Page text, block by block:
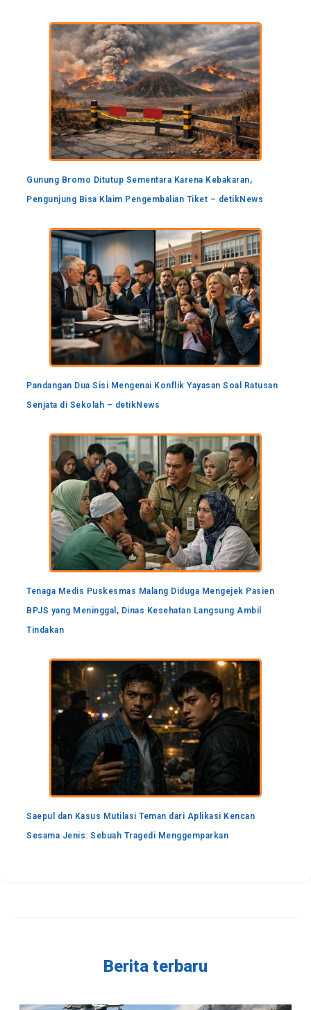
Gunung Bromo Ditutup Sementara Karena Kebakaran,
Pengunjung Bisa Klaim Pengembalian Tiket – detikNews
Pandangan Dua Sisi Mengenai Konflik Yayasan Soal Ratusan
Senjata di Sekolah – detikNews
Tenaga Medis Puskesmas Malang Diduga Mengejek Pasien
BPJS yang Meninggal, Dinas Kesehatan Langsung Ambil
Tindakan
Saepul dan Kasus Mutilasi Teman dari Aplikasi Kencan
Sesama Jenis: Sebuah Tragedi Menggemparkan
Berita terbaru